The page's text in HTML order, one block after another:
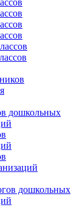
дошкольных
дошкольных